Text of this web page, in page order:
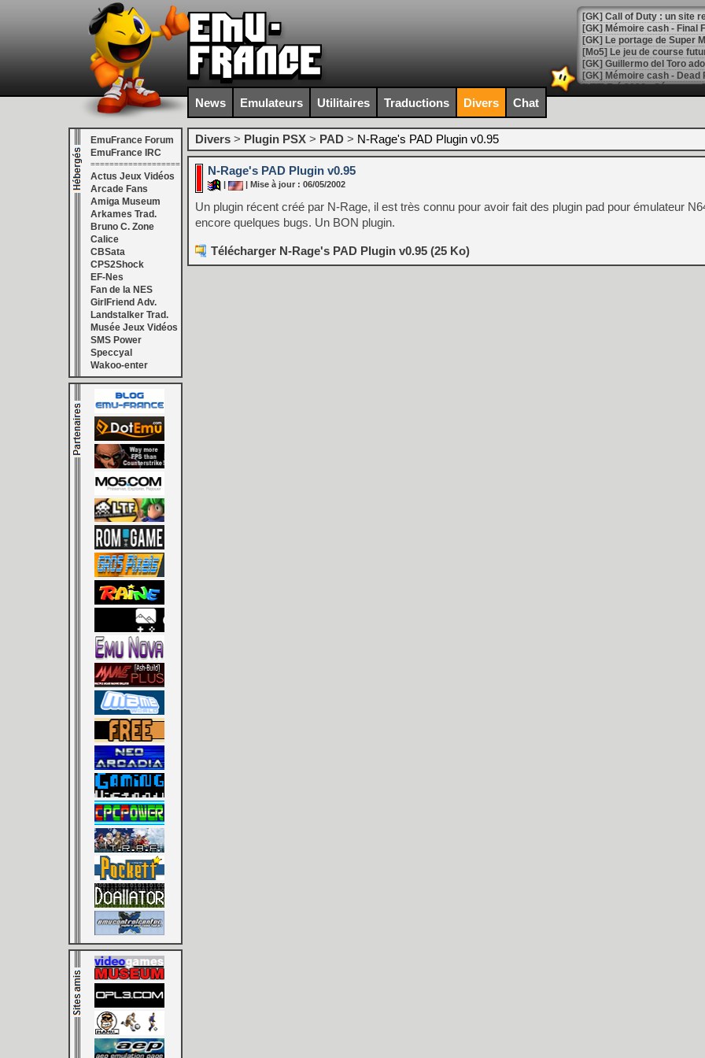
[GK] Le portage de Super
[Mo5] Le jeu de course
[GK] Guillermo del Toro
[LTF] Eté 2026 - Séquence
[GK] Mistfall Hunter :
[GK] Wo Long 2 évolue
[GK] Crossfire : un TPS à
[LS] [PS5] Premiers
[Mo5] DOOM arrive en
[GK] Bethesda fête les 30
[GK] Roblox : l'action en
[GK] Agenda - GeForce
[LS] [PS5] ps5-y2jb-
[GK] Pourquoi Marvel
[GK] GTA 6 : Rockstar
[GK] Hot Wheels Infinite
[GK] Mémoire cash -
[GK] Résultats Nintendo :
[GK] Déjà des
[Mo5] Brickboy cherche à
[GK] Minecraft et ses «
[GK] Beast of
[GK] Ubisoft : fin de partie
[GK] Mémoire cash -
[GK] Dan Houser (GTA)
[GK] Comment EA Sports
[GK] Crimson Moon : un
[GK] Isle of Reveries : le
News Emulateurs Utilitaires Traductions Divers Chat
EmuFrance Forum
EmuFrance IRC
===================
Actus Jeux Vidéos
Arcade Fans
Amiga Museum
Arkames Trad.
Bruno C. Zone
Calice
CBSata
CPS2Shock
EF-Nes
Fan de la NES
GirlFriend Adv.
Landstalker Trad.
Musée Jeux Vidéos
SMS Power
Speccyal
Wakoo-enter
Divers > Plugin PSX > PAD > N-Rage's PAD Plugin v0.95
N-Rage's PAD Plugin v0.95
| Mise à jour : 06/05/2002
Un plugin récent créé par N-Rage, il est très connu pour avoir fait des plugin pad pour émulateur
encore quelques bugs. Un BON plugin.
Télécharger N-Rage's PAD Plugin v0.95 (25 Ko)